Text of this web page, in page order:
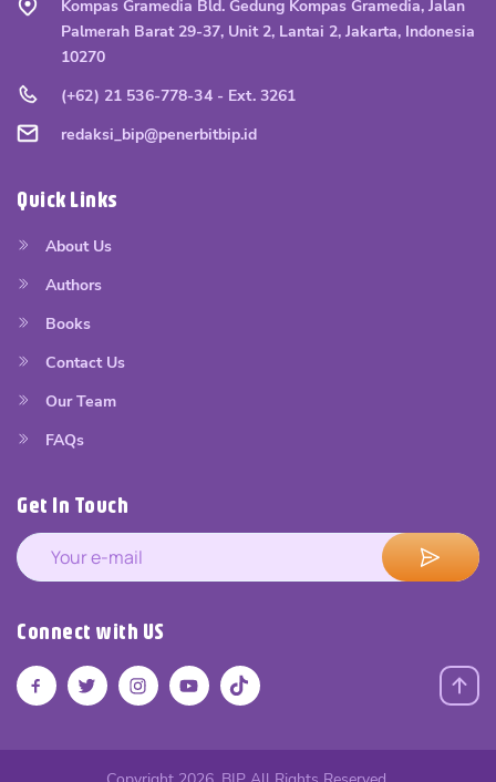
Kompas Gramedia Bld. Gedung Kompas Gramedia, Jalan
Palmerah Barat 29-37, Unit 2, Lantai 2, Jakarta, Indonesia
10270
(+62) 21 536-778-34 - Ext. 3261
redaksi_bip@penerbitbip.id
Quick Links
About Us
Authors
Books
Contact Us
Our Team
FAQs
Get In Touch
Connect with US